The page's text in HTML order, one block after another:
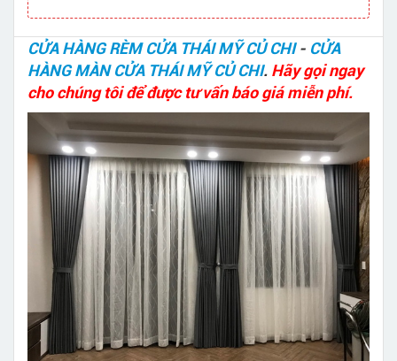
CỬA HÀNG RÈM CỬA THÁI MỸ CỦ CHI- CỬA
HÀNG MÀN CỬA THÁI MỸ CỦ CHI. Hãy gọi ngay
cho chúng tôi để được tư vấn báo giá miễn phí.